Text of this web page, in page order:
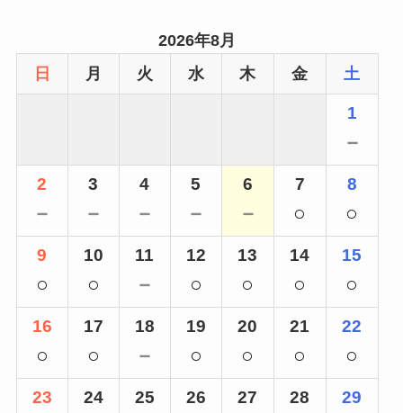
2026年8月
日
月 火 水 木 金 土
1
－
2
－
3
－
4
－
5
－
6
－
7
○
8
○
9
○
10
○
11
－
12
○
13
○
14
○
15
○
16
○
17
○
18
－
19
○
20
○
21
○
22
○
23 24 25 26 27 28 29